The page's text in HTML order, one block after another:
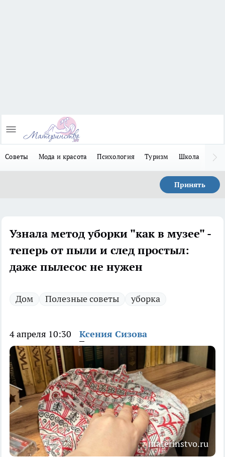
Советы Мода и красота Психология Туризм Школа
Принять
Узнала метод уборки "как в музее" -
теперь от пыли и след простыл:
даже пылесос не нужен
Дом Полезные советы уборка
4 апреля 10:30 Ксения Сизова
materinstvo.ru